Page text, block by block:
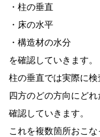
・柱の垂直
・床の水平
・構造材の水分
を確認していきます。
柱の垂直では実際に検
四方のどの方向にど
確認していきます。
これを複数箇所おこな